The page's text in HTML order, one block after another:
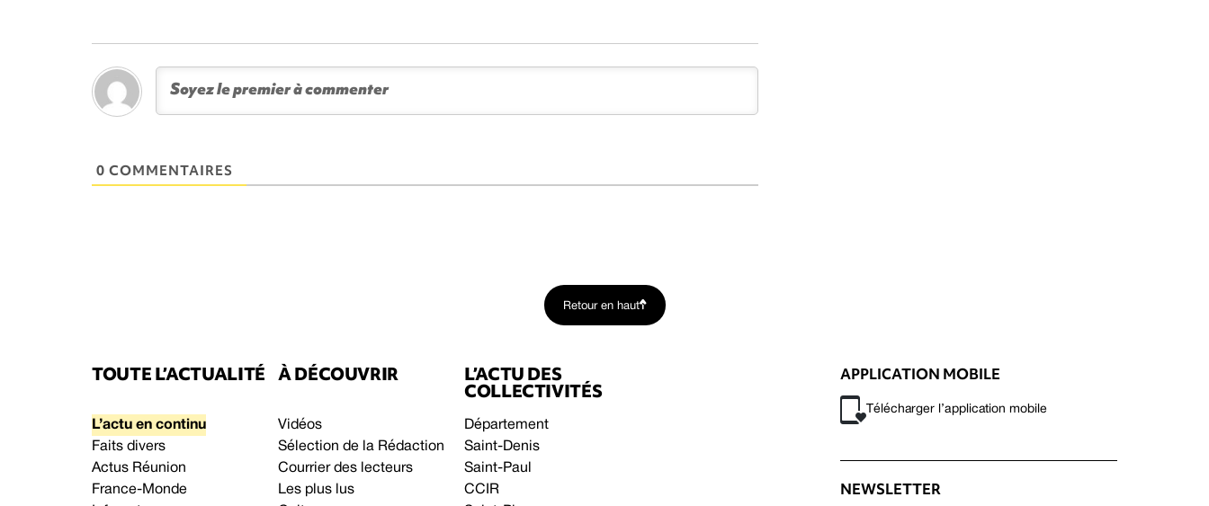
0 COMMENTAIRES
Retour en haut
TOUTE L’ACTUALITÉ
L’actu en continu
Faits divers
Actus Réunion
France-Monde
À DÉCOUVRIR
Vidéos
Sélection de la Rédaction
Courrier des lecteurs
Les plus lus
L’ACTU DES
COLLECTIVITÉS
Département
Saint-Denis
Saint-Paul
CCIR
APPLICATION MOBILE
Télécharger l’application mobile
NEWSLETTER